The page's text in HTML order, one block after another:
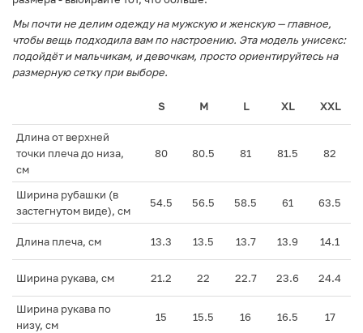
Мы почти не делим одежду на мужскую и женскую — главное,
чтобы вещь подходила вам по настроению. Эта модель унисекс:
подойдёт и мальчикам, и девочкам, просто ориентируйтесь на
размерную сетку при выборе.
S M L XL XXL
Длина от верхней
точки плеча до низа,
см
80 80.5 81 81.5 82
Ширина рубашки (в
застегнутом виде), см
54.5 56.5 58.5 61 63.5
Длина плеча, см 13.3 13.5 13.7 13.9 14.1
Ширина рукава, см 21.2 22 22.7 23.6 24.4
Ширина рукава по
низу, см
15 15.5 16 16.5 17